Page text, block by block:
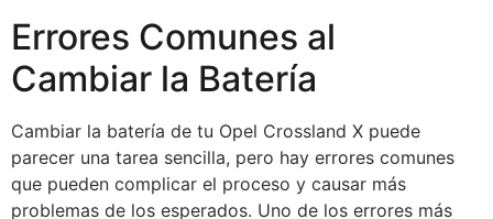
Errores Comunes al
Cambiar la Batería
Cambiar la batería de tu Opel Crossland X puede
parecer una tarea sencilla, pero hay errores comunes
que pueden complicar el proceso y causar más
problemas de los esperados. Uno de los errores más